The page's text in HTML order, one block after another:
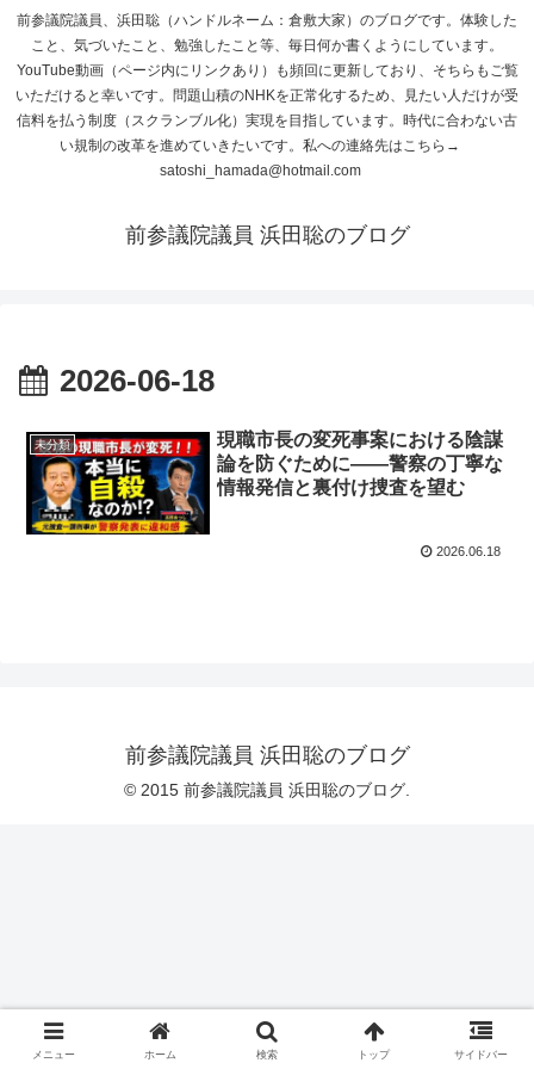
前参議院議員、浜田聡（ハンドルネーム：倉敷大家）のブログです。体験した
こと、気づいたこと、勉強したこと等、毎日何か書くようにしています。
YouTube動画（ページ内にリンクあり）も頻回に更新しており、そちらもご覧
いただけると幸いです。問題山積のNHKを正常化するため、見たい人だけが受
信料を払う制度（スクランブル化）実現を目指しています。時代に合わない古
い規制の改革を進めていきたいです。私への連絡先はこちら→
satoshi_hamada@hotmail.com
前参議院議員 浜田聡のブログ
2026-06-18
未分類
現職市長の変死事案における陰謀
論を防ぐために――警察の丁寧な
情報発信と裏付け捜査を望む
2026.06.18
前参議院議員 浜田聡のブログ
© 2015 前参議院議員 浜田聡のブログ.
メニュー ホーム 検索 トップ サイドバー